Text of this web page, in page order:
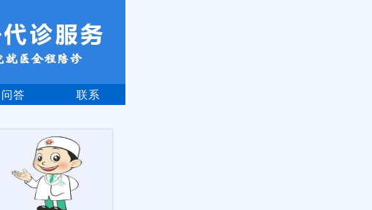
问答
联系